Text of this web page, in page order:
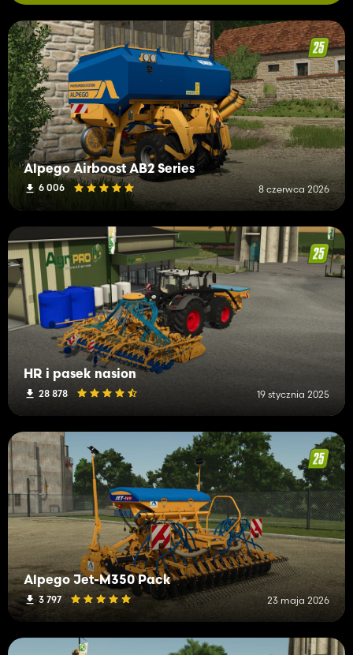
Alpego Airboost AB2 Series
6 006 8 czerwca 2026
HR i pasek nasion
28 878 19 stycznia 2025
Alpego Jet-M350 Pack
3 797 23 maja 2026